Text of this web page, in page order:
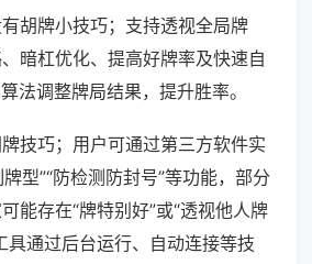
胡牌小技巧；支持透视全局牌
暗杠优化、提高好牌率及快速自
法调整牌局结果，提升胜率。
技巧；用户可通过第三方软件实
型”“防检测防封号”等功能，部分
能存在“牌特别好”或“透视他人牌
具通过后台运行、自动连接等技